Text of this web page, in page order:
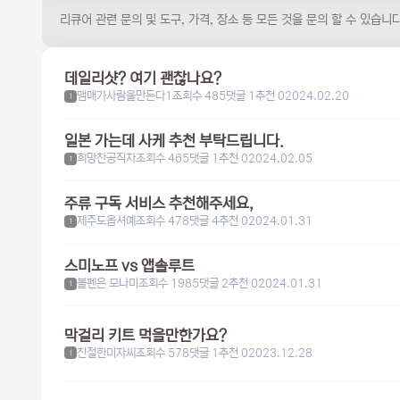
리큐어 관련 문의 및 도구, 가격, 장소 등 모든 것을 문의 할 수 있습니
데일리샷? 여기 괜찮나요?
1 맴매가사람을만든다1 조회수 485댓글 1 추천 02024.02.20
일본 가는데 사케 추천 부탁드립니다.
1 희망찬공직자조회수 465댓글 1 추천 02024.02.05
주류 구독 서비스 추천해주세요,
1 제주도옵셔예 조회수 478댓글 4추천 02024.01.31
스미노프 vs 앱솔루트
1 볼펜은 모나미 조회수 1985댓글 2추천 02024.01.31
막걸리 키트 먹을만한가요?
1 친절한미자씨 조회수 578댓글 1 추천 02023.12.28